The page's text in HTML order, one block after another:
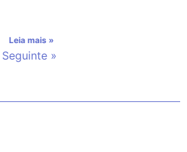
Leia mais »
Seguinte »